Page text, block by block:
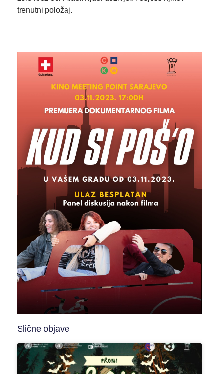
trenutni položaj.
Slične objave